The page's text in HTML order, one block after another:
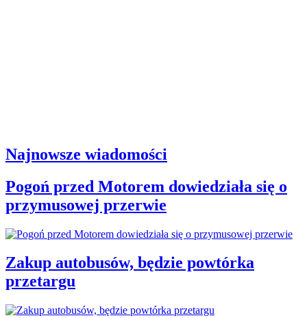
Najnowsze wiadomości
Pogoń przed Motorem dowiedziała się o
przymusowej przerwie
Zakup autobusów, będzie powtórka
przetargu